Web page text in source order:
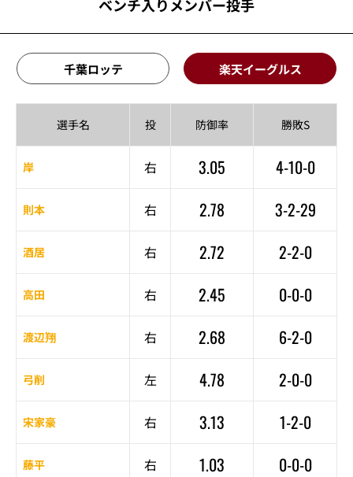
ベンチ入りメンバー投手
千葉ロッテ 楽天イーグルス
選手名 投 防御率 勝敗S
岸 右 3.05 4-10-0
則本 右 2.78 3-2-29
酒居 右 2.72 2-2-0
高田 右 2.45 0-0-0
渡辺翔 右 2.68 6-2-0
弓削 左 4.78 2-0-0
宋家豪 右 3.13 1-2-0
藤平 右 1.03 0-0-0